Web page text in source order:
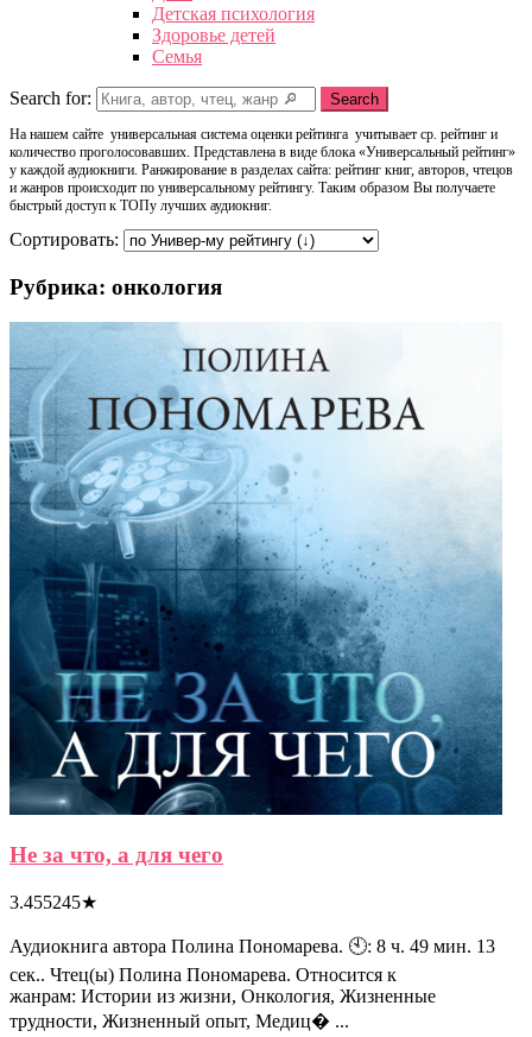
Детская психология
Здоровье детей
Семья
Search for: Search
На нашем сайте универсальная система оценки рейтинга учитывает ср. рейтинг и
количество проголосовавших. Представлена в виде блока «Универсальный рейтинг»
у каждой аудиокниги. Ранжирование в разделах сайта: рейтинг книг, авторов, чтецов
и жанров происходит по универсальному рейтингу. Таким образом Вы получаете
быстрый доступ к ТОПу лучших аудиокниг.
Сортировать:
Рубрика: онкология
Не за что, а для чего
3.455245★
Аудиокнига автора Полина Пономарева. 🕙: 8 ч. 49 мин. 13
сек.. Чтец(ы) Полина Пономарева. Относится к
жанрам: Истории из жизни, Онкология, Жизненные
трудности, Жизненный опыт, Медиц� ...